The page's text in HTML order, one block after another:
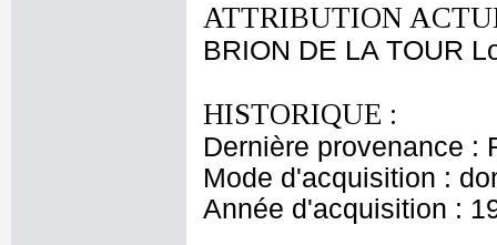
ATTRIBUTION
BRION DE LA TOUR
HISTORIQUE :
Dernière provenance :
Mode d'acquisition :
Année d'acquisition :